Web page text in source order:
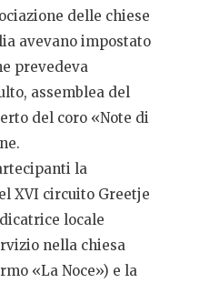
delle chiese
avevano impostato
prevedeva
assemblea del
del coro «Note di
la
XVI circuito Greetje
locale
nella chiesa
«La Noce») e la